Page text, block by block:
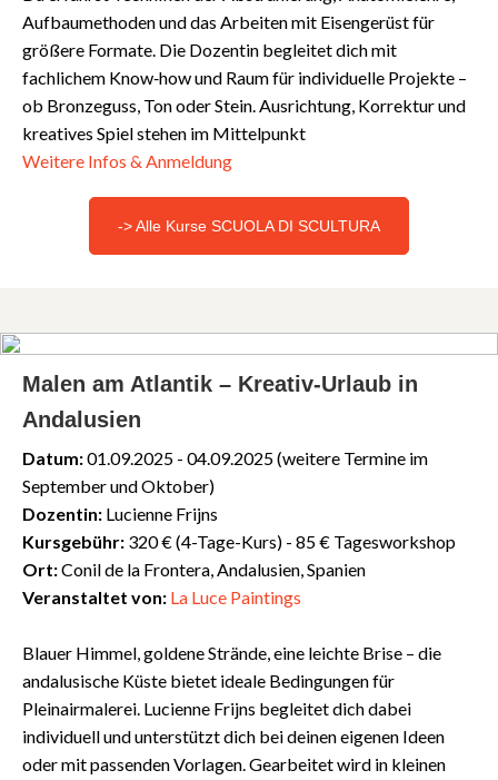
Aufbaumethoden und das Arbeiten mit Eisengerüst für
größere Formate. Die Dozentin begleitet dich mit
fachlichem Know‑how und Raum für individuelle Projekte –
ob Bronzeguss, Ton oder Stein. Ausrichtung, Korrektur und
kreatives Spiel stehen im Mittelpunkt
Weitere Infos & Anmeldung
-> Alle Kurse SCUOLA DI SCULTURA
Malen am Atlantik – Kreativ-Urlaub in
Andalusien
Datum:01.09.2025 - 04.09.2025 (weitere Termine im
September und Oktober)
Dozentin: Lucienne Frijns
Kursgebühr: 320 € (4-Tage-Kurs) - 85 € Tagesworkshop
Ort:Conil de la Frontera, Andalusien, Spanien
Veranstaltet von: La Luce Paintings
Blauer Himmel, goldene Strände, eine leichte Brise – die
andalusische Küste bietet ideale Bedingungen für
Pleinairmalerei. Lucienne Frijns begleitet dich dabei
individuell und unterstützt dich bei deinen eigenen Ideen
oder mit passenden Vorlagen. Gearbeitet wird in kleinen